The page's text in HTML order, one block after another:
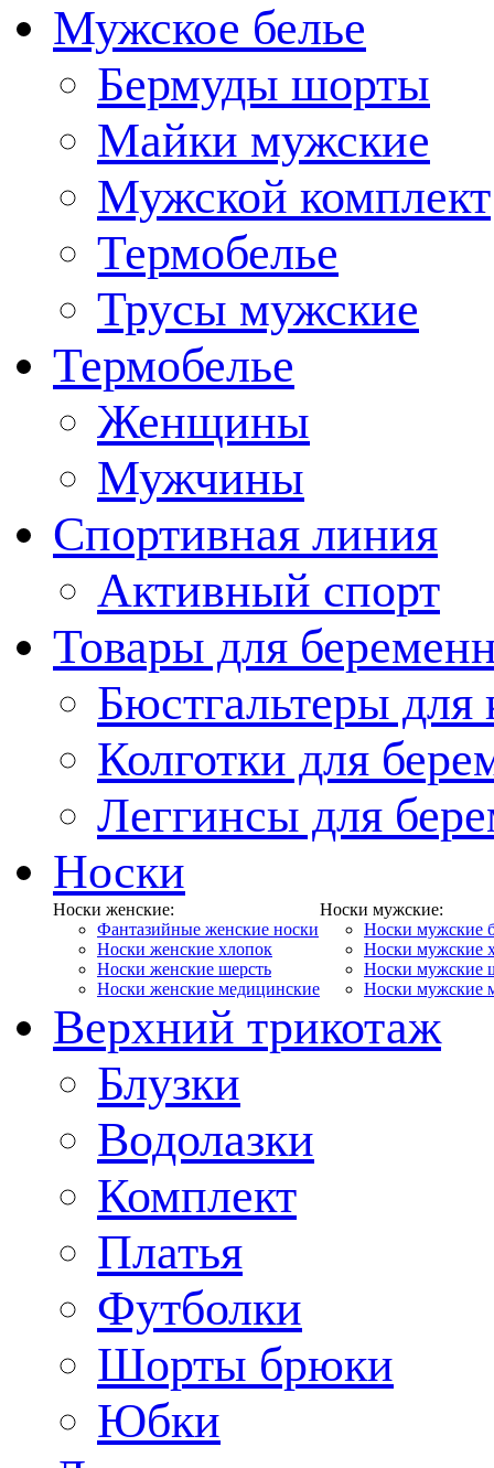
Мужское белье
Бермуды шорты
Майки мужские
Мужской комплект
Термобелье
Трусы мужские
Термобелье
Женщины
Мужчины
Спортивная линия
Активный спорт
Товары для
Бюстгальтеры
Колготки для
Леггинсы для
Носки
Носки женские:
Фантазийные женские носки
Носки женские хлопок
Носки женские шерсть
Носки женские медицинские
Носки мужские:
Носки мужские
Носки мужские
Носки мужские
Носки мужские
Верхний трикотаж
Блузки
Водолазки
Комплект
Платья
Футболки
Шорты брюки
Юбки